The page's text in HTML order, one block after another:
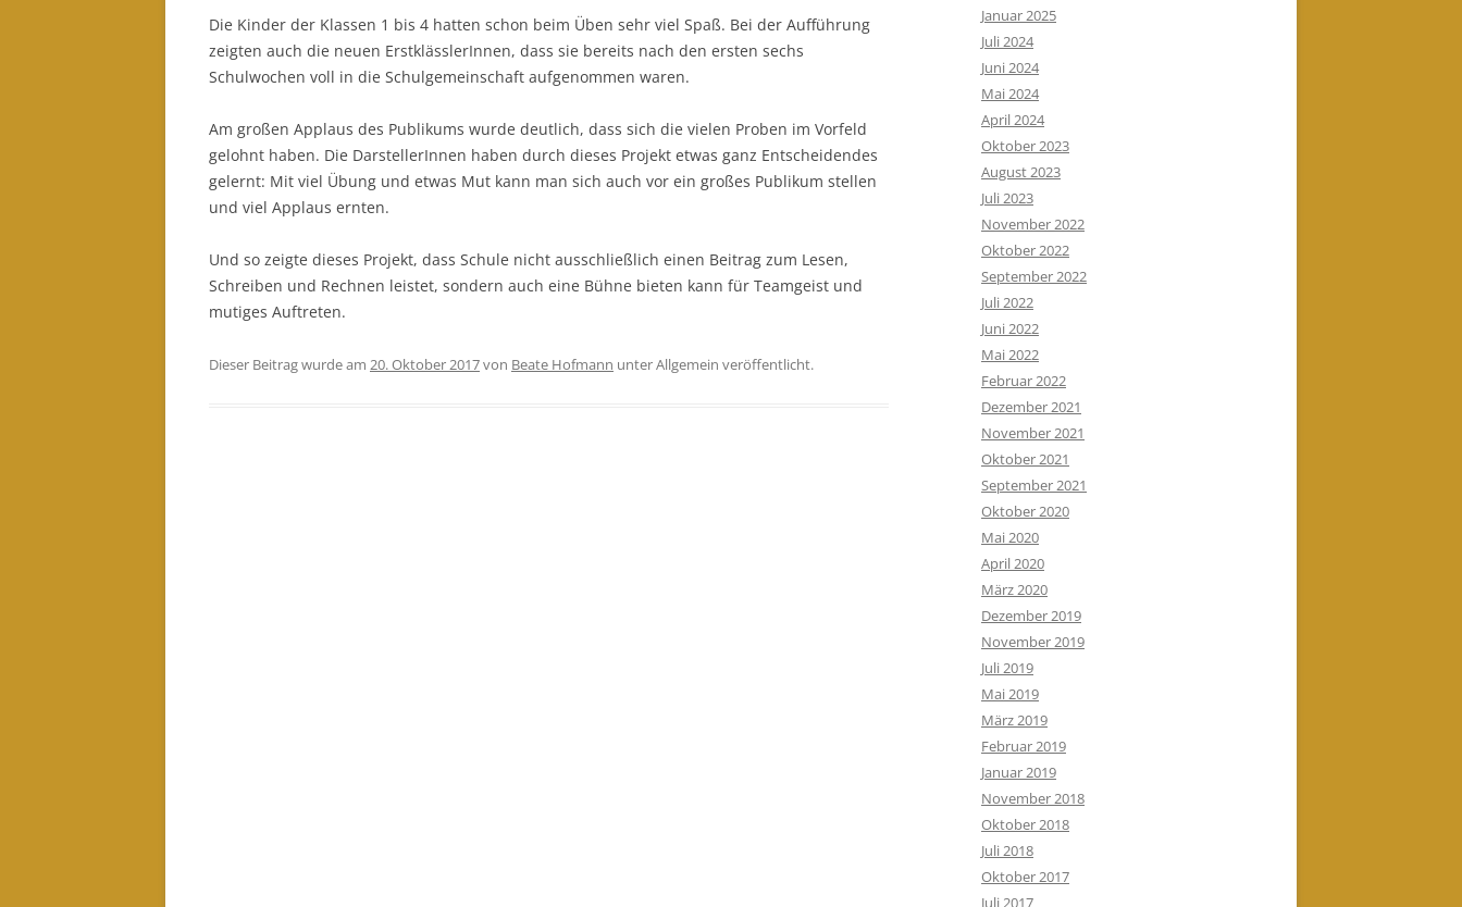
Die Kinder der Klassen 1 bis 4 hatten schon beim Üben sehr viel Spaß. Bei der Aufführung
zeigten auch die neuen ErstklässlerInnen, dass sie bereits nach den ersten sechs
Schulwochen voll in die Schulgemeinschaft aufgenommen waren.
Am großen Applaus des Publikums wurde deutlich, dass sich die vielen Proben im Vorfeld
gelohnt haben. Die DarstellerInnen haben durch dieses Projekt etwas ganz Entscheidendes
gelernt: Mit viel Übung und etwas Mut kann man sich auch vor ein großes Publikum stellen
und viel Applaus ernten.
Und so zeigte dieses Projekt, dass Schule nicht ausschließlich einen Beitrag zum Lesen,
Schreiben und Rechnen leistet, sondern auch eine Bühne bieten kann für Teamgeist und
mutiges Auftreten.
Dieser Beitrag wurde am 20. Oktober 2017von Beate Hofmann unter Allgemein veröffentlicht.
Januar 2025
Juli 2024
Juni 2024
Mai 2024
April 2024
Oktober 2023
August 2023
Juli 2023
November 2022
Oktober 2022
September 2022
Juli 2022
Juni 2022
Mai 2022
Februar 2022
Dezember 2021
November 2021
Oktober 2021
September 2021
Oktober 2020
Mai 2020
April 2020
März 2020
Dezember 2019
November 2019
Juli 2019
Mai 2019
März 2019
Februar 2019
Januar 2019
November 2018
Oktober 2018
Juli 2018
Oktober 2017
Juli 2017